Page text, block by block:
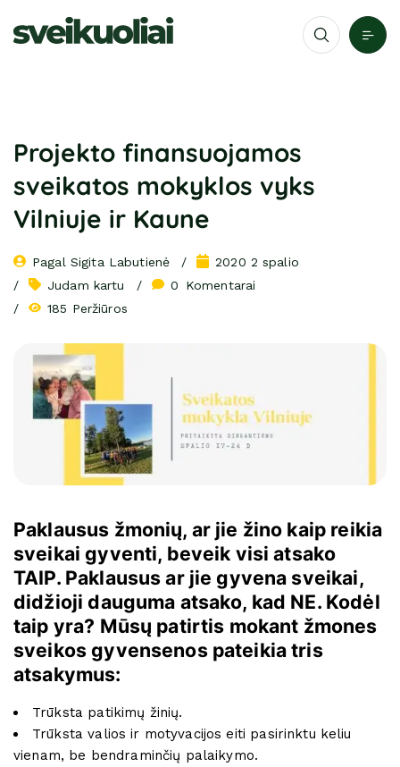
Projekto finansuojamos
sveikatos mokyklos vyks
Vilniuje ir Kaune
Pagal Sigita Labutienė
2020 2 spalio
Judam kartu
0
Komentarai
185 Peržiūros
Paklausus žmonių, ar jie žino kaip reikia
sveikai gyventi, beveik visi atsako
TAIP. Paklausus ar jie gyvena sveikai,
didžioji dauguma atsako, kad NE. Kodėl
taip yra? Mūsų patirtis mokant žmones
sveikos gyvensenos pateikia tris
atsakymus:
Trūksta patikimų žinių.
Trūksta valios ir motyvacijos eiti pasirinktu keliu
vienam, be bendraminčių palaikymo.